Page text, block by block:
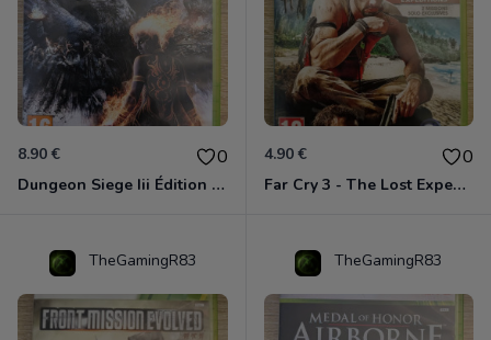
8.90 € 0
Dungeon Siege Iii Édition Limitée - Vf Intégrale Xbox 360
4.90 € 0
Far Cry 3 - The Lost Expeditions - Edition Spéciale Xbox 360
TheGamingR83 TheGamingR83